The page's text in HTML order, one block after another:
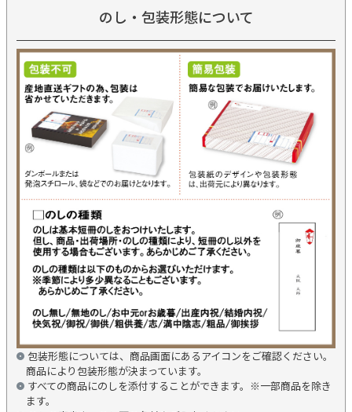
のし・包装形態について
包装形態については、商品画面にあるアイコンをご確認ください。
商品により包装形態が決まっています。
すべての商品にのしを添付することができます。※一部商品を除き
ます。